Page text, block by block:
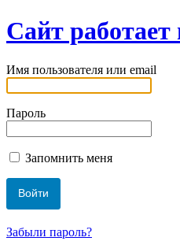
Сайт работает
Имя пользователя или email
Пароль
Запомнить меня
Забыли пароль?